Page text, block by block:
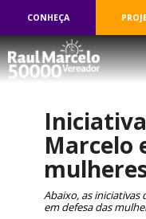
CONHEÇA
Marcelo
Abaixo, as iniciativas
em defesa das